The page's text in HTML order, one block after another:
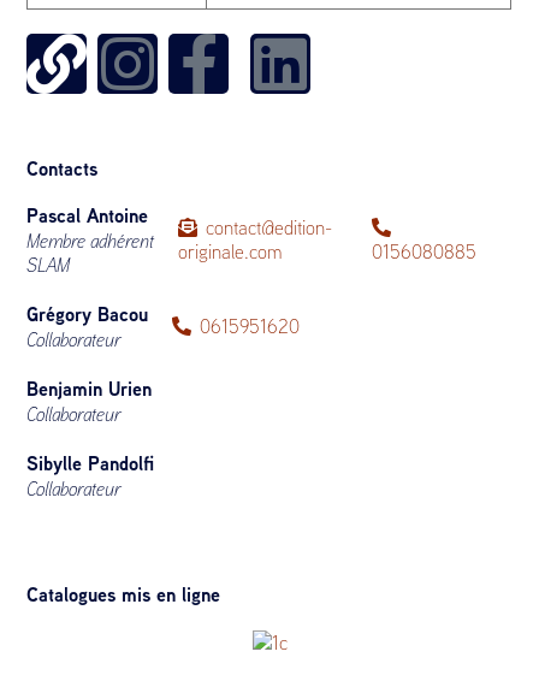
Contacts
Pascal Antoine
Membre adhérent
SLAM
contact@edition-
originale.com
0156080885
Grégory Bacou
Collaborateur
0615951620
Benjamin Urien
Collaborateur
Sibylle Pandolfi
Collaborateur
Catalogues mis en ligne